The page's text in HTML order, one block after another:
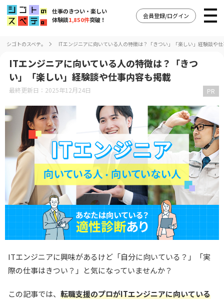
仕事のきつい・楽しい
体験談1,850件突破！
会員登録/ログイン
シゴトのスベテ。 ITエンジニアに向いている人の特徴は？「きつい」「楽しい」経験談や
ITエンジニアに向いている人の特徴は？「きつ
い」「楽しい」経験談や仕事内容も掲載
最終更新日：2025年12月24日 PR
ITエンジニアに興味があるけど「自分に向いている？」「実
際の仕事はきつい？」と気になっていませんか？
この記事では、 転職支援のプロがITエンジニアに向いている